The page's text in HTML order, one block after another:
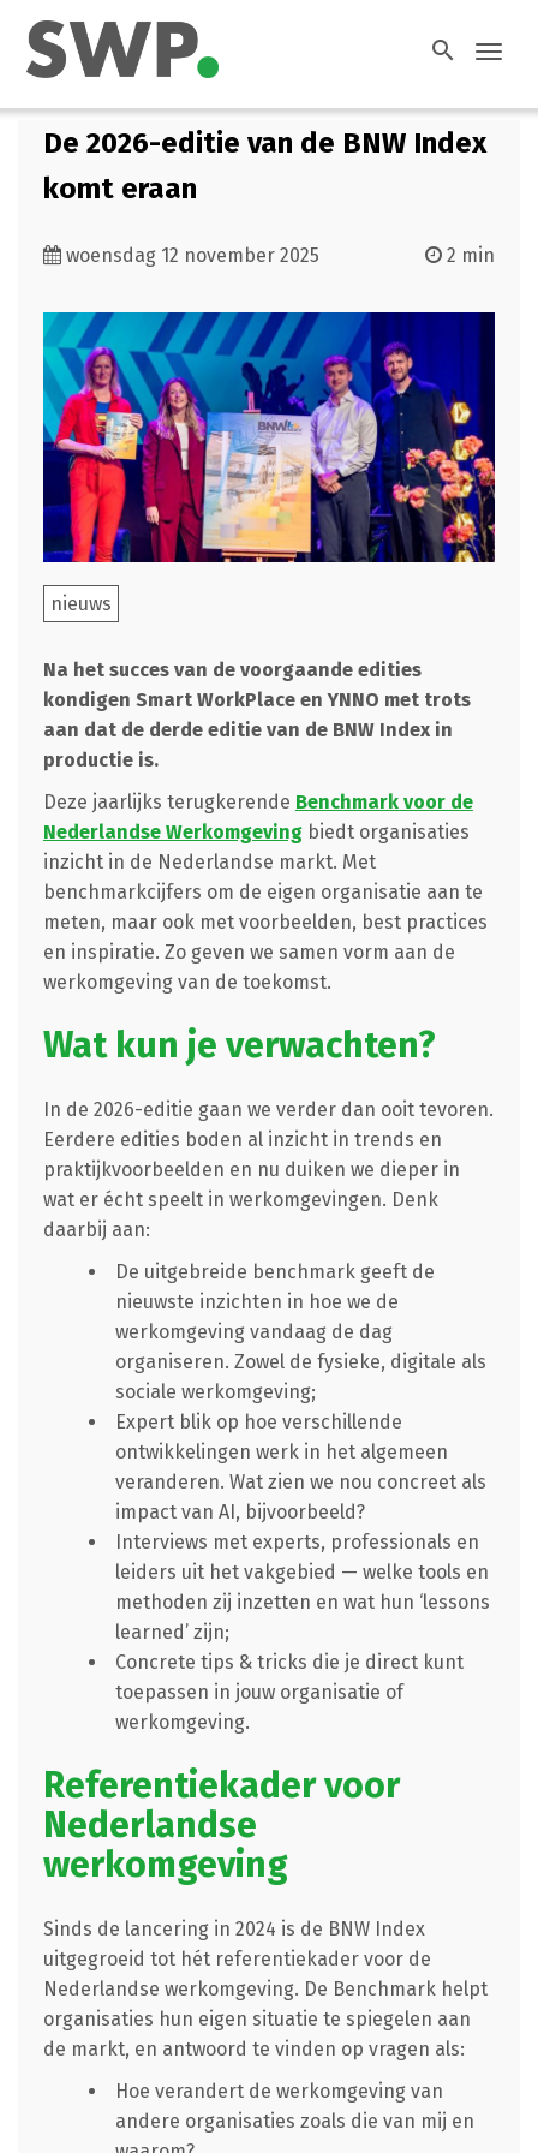
search
De 2026-editie van de BNW Index
komt eraan
woensdag 12 november 2025 2 min
nieuws
Na het succes van de voorgaande edities
kondigen Smart WorkPlace en YNNO met trots
aan dat de derde editie van de BNW Index in
productie is.
Deze jaarlijks terugkerende Benchmark voor de
Nederlandse Werkomgevingbiedt organisaties
inzicht in de Nederlandse markt. Met
benchmarkcijfers om de eigen organisatie aan te
meten, maar ook met voorbeelden, best practices
en inspiratie. Zo geven we samen vorm aan de
werkomgeving van de toekomst.
Wat kun je verwachten?
In de 2026-editie gaan we verder dan ooit tevoren.
Eerdere edities boden al inzicht in trends en
praktijkvoorbeelden en nu duiken we dieper in
wat er écht speelt in werkomgevingen. Denk
daarbij aan:
De uitgebreide benchmark geeft de
nieuwste inzichten in hoe we de
werkomgeving vandaag de dag
organiseren. Zowel de fysieke, digitale als
sociale werkomgeving;
Expert blik op hoe verschillende
ontwikkelingen werk in het algemeen
veranderen. Wat zien we nou concreet als
impact van AI, bijvoorbeeld?
Interviews met experts, professionals en
leiders uit het vakgebied — welke tools en
methoden zij inzetten en wat hun ‘lessons
learned’ zijn;
Concrete tips & tricks die je direct kunt
toepassen in jouw organisatie of
werkomgeving.
Referentiekader voor
Nederlandse
werkomgeving
Sinds de lancering in 2024 is de BNW Index
uitgegroeid tot hét referentiekader voor de
Nederlandse werkomgeving. De Benchmark helpt
organisaties hun eigen situatie te spiegelen aan
de markt, en antwoord te vinden op vragen als:
Hoe verandert de werkomgeving van
andere organisaties zoals die van mij en